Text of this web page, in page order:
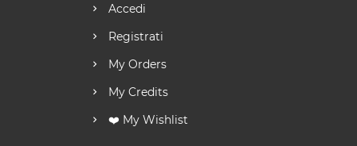
Accedi
Registrati
My Orders
My Credits
❤️ My Wishlist